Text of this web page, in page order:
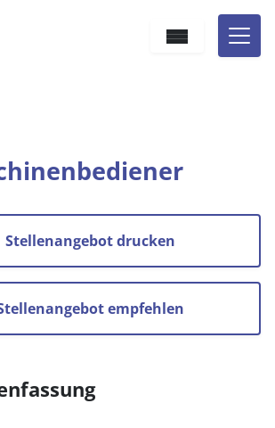
Sprache
Stellenangebot drucken
empfehlen